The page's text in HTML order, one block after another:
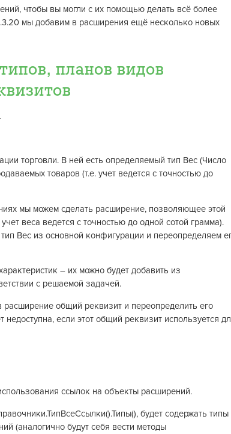
чтобы вы могли с их помощью делать всё более
мы добавим в расширения ещё несколько новых
планов видов
торговли. В ней есть определяемый тип Вес (Число
товаров (т.е. учет ведется с точностью до
мы можем сделать расширение, позволяющее этой
веса ведется с точностью до одной сотой грамма).
Вес из основной конфигурации и переопределяем
– их можно будет добавить из
с решаемой задачей.
общий реквизит и переопределить его
если этот общий реквизит используется
ссылок на объекты расширений.
будет содержать типы
(аналогично будут себя вести методы